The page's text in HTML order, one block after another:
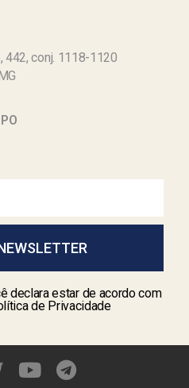
442, conj. 1118-1120
declara estar de acordo com
de Privacidade